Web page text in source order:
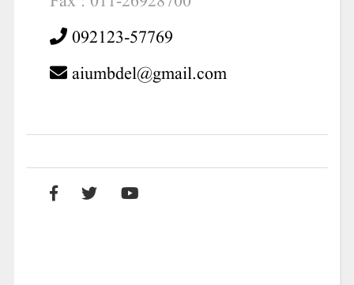
092123-57769
aiumbdel@gmail.com